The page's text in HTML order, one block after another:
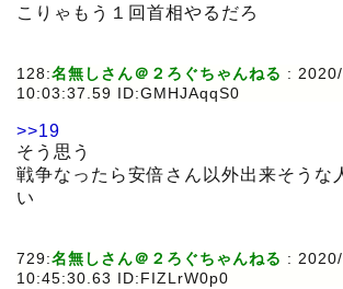
こりゃもう１回首相やるだろ
128:名無しさん＠２ろぐちゃんねる :
10:03:37.59 ID:GMHJAqqS0
>>19
そう思う
戦争なったら安倍さん以外出来そうな
い
729:名無しさん＠２ろぐちゃんねる :
10:45:30.63 ID:FIZLrW0p0